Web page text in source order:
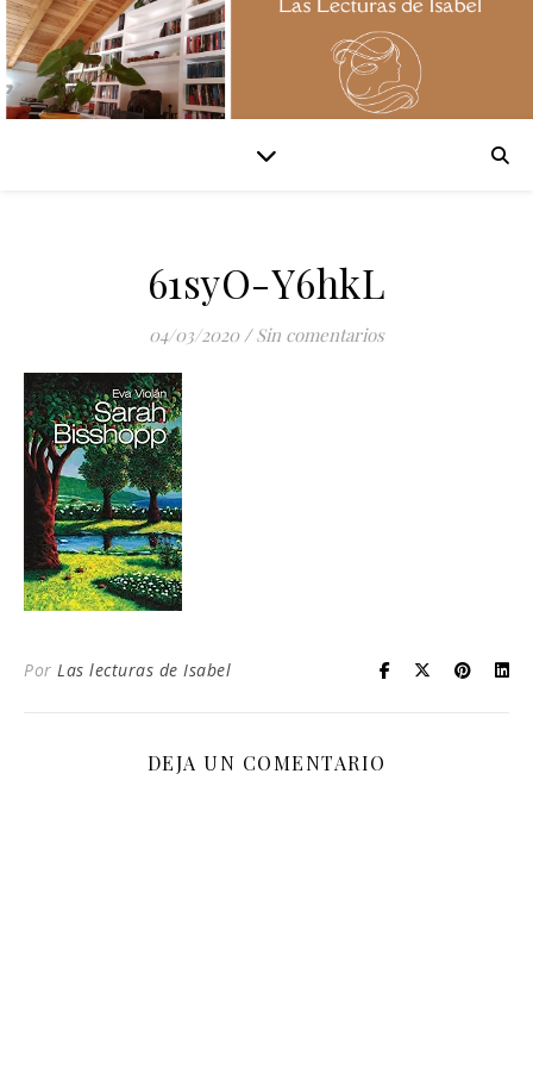
61syO-Y6hkL
04/03/2020 / Sin comentarios
Por Las lecturas de Isabel
DEJA UN COMENTARIO